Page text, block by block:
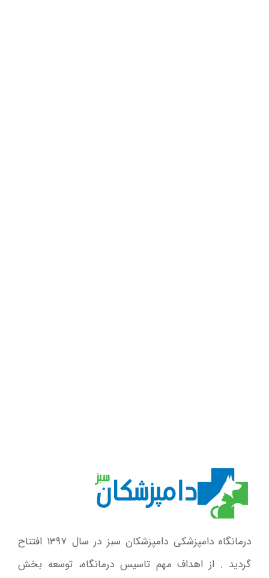
درمانگاه دامپزشکی دامپزشکان سبز در سال ۱۳۹۷ افتتاح
گردید . از اهداف مهم تاسیس درمانگاه، توسعه بخش